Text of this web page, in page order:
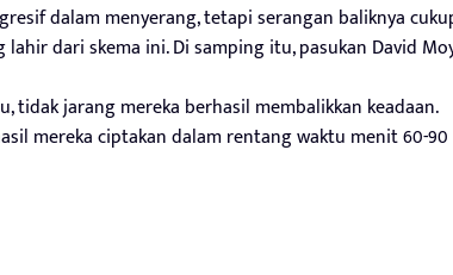
dalam menyerang, tetapi serangan baliknya
dari skema ini. Di samping itu, pasukan David
tidak jarang mereka berhasil membalikkan keadaan.
mereka ciptakan dalam rentang waktu menit 60-90